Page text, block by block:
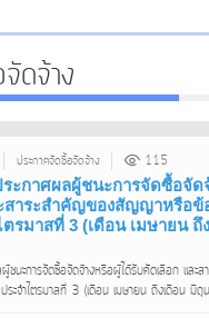
ดจ้าง
ประกาศจัดซื้อจัดจ้าง 115
ระกาศผลผู้ชนะการจัดซื้อจัด
สาระสำคัญของสัญญาหรือข้
รมาสที่ 3 (เดือน เมษายน ถึ
ชนะการจัดซื้อจัดจ้างหรือผู้ได้รับคัดเลือก แล
ระจำไตรมาสที่ 3 (เดือน เมษายน ถึงเดือน